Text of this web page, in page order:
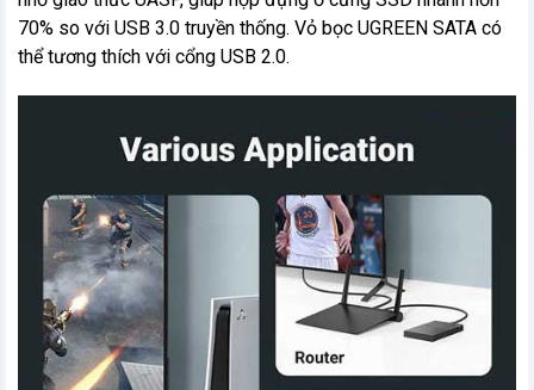
70% so với USB 3.0 truyền thống. Vỏ bọc UGREEN SATA có
thể tương thích với cổng USB 2.0.